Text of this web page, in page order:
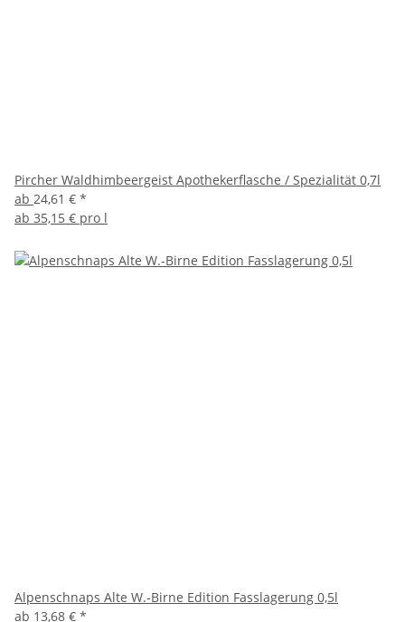
Pircher Waldhimbeergeist Apothekerflasche / Spezialität 0,7l
ab 24,61 € *
ab 35,15 € pro l
Alpenschnaps Alte W.-Birne Edition Fasslagerung 0,5l
ab 13,68 € *